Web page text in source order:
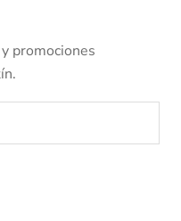
con las condiciones de
nuestra
promociones